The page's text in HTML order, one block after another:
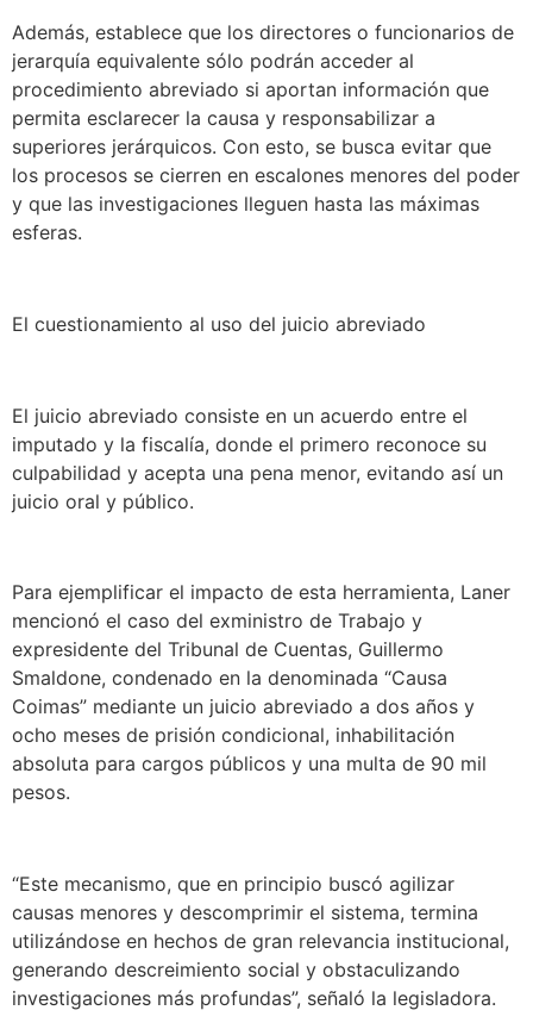
Además, establece que los directores o funcionarios de
jerarquía equivalente sólo podrán acceder al
procedimiento abreviado si aportan información que
permita esclarecer la causa y responsabilizar a
superiores jerárquicos. Con esto, se busca evitar que
los procesos se cierren en escalones menores del poder
y que las investigaciones lleguen hasta las máximas
esferas.
El cuestionamiento al uso del juicio abreviado
El juicio abreviado consiste en un acuerdo entre el
imputado y la fiscalía, donde el primero reconoce su
culpabilidad y acepta una pena menor, evitando así un
juicio oral y público.
Para ejemplificar el impacto de esta herramienta, Laner
mencionó el caso del exministro de Trabajo y
expresidente del Tribunal de Cuentas, Guillermo
Smaldone, condenado en la denominada “Causa
Coimas” mediante un juicio abreviado a dos años y
ocho meses de prisión condicional, inhabilitación
absoluta para cargos públicos y una multa de 90 mil
pesos.
“Este mecanismo, que en principio buscó agilizar
causas menores y descomprimir el sistema, termina
utilizándose en hechos de gran relevancia institucional,
generando descreimiento social y obstaculizando
investigaciones más profundas”, señaló la legisladora.